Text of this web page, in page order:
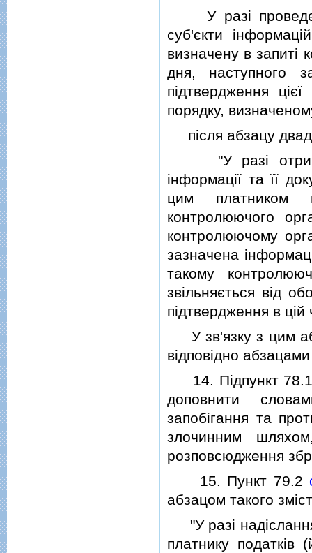
У разi
суб'єкти
визначену в запитi
дня, наступного
пiдтвердження
порядку,
пiсля абзацу
"У разi
iнформацiї та її
цим платником
контролюючого
контролюючому
зазначена
такому
звiльняється вiд
пiдтвердження в цiй
У зв'язку з цим
вiдповiдно
14. Пiдпункт
доповнити
запобiгання та
злочинним
розповсюдження
15. Пункт 79.2
абзацом такого
"У разi надiслання
платнику податкiв